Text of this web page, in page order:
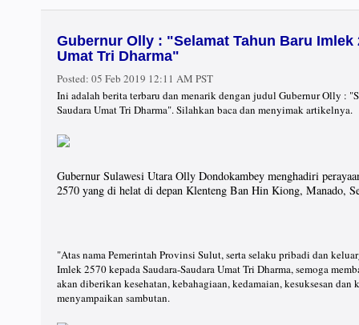
Gubernur Olly : "Selamat Tahun Baru Imlek
Umat Tri Dharma"
Posted: 05 Feb 2019 12:11 AM PST
Ini adalah berita terbaru dan menarik dengan judul Gubernur Olly :
Saudara Umat Tri Dharma". Silahkan baca dan menyimak artikelnya.
Gubernur Sulawesi Utara Olly Dondokambey menghadiri
2570 yang di helat di depan Klenteng Ban Hin Kiong, Manado,
"Atas nama Pemerintah Provinsi Sulut, serta selaku pribadi dan
Imlek 2570 kepada Saudara-Saudara Umat Tri Dharma, semoga
akan diberikan kesehatan, kebahagiaan, kedamaian, kesuksesan dan
menyampaikan sambutan.